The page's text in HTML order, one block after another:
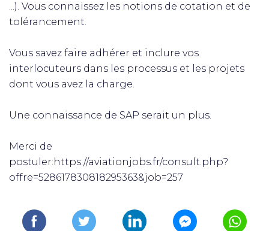
...). Vous connaissez les notions de cotation et de
tolérancement.
Vous savez faire adhérer et inclure vos
interlocuteurs dans les processus et les projets
dont vous avez la charge.
Une connaissance de SAP serait un plus.
Merci de
postuler:https://aviationjobs.fr/consult.php?
offre=528617830818295363&job=257